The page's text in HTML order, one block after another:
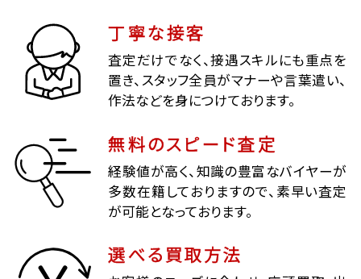
丁寧な接客
査定だけでなく、接遇スキルにも重点を
置き、スタッフ全員がマナーや言葉遣い、
作法などを身につけております。
無料のスピード査定
経験値が高く、知識の豊富なバイヤーが
多数在籍しておりますので、素早い査定
が可能となっております。
選べる買取方法